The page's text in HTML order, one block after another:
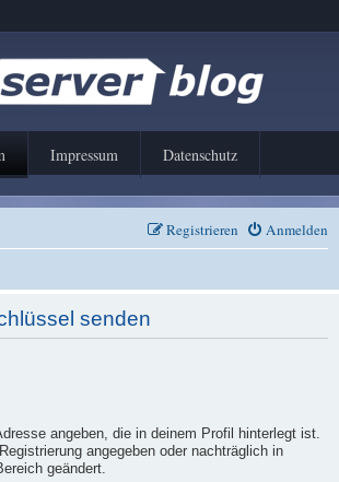
Impressum Datenschutz
Anmelden
Registrieren
senden
angeben, die in deinem Profil hinterlegt ist.
angegeben oder nachträglich in
geändert.